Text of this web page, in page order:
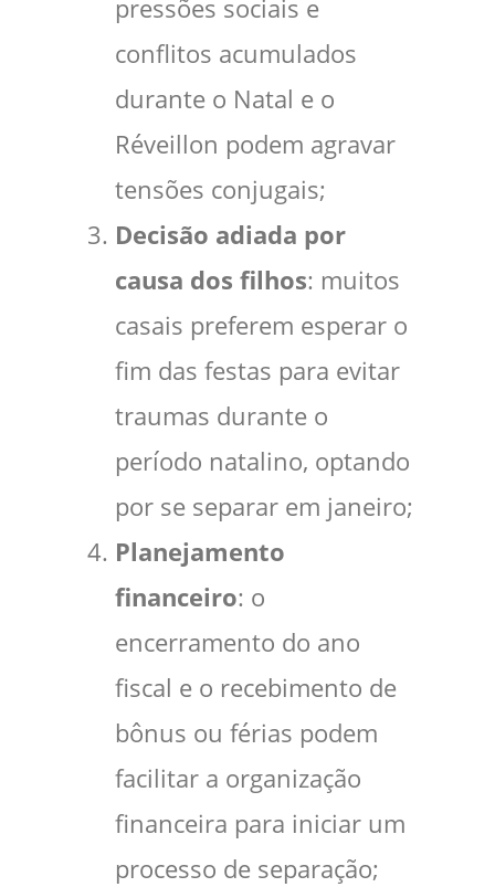
pressões sociais e
conflitos acumulados
durante o Natal e o
Réveillon podem agravar
tensões conjugais;
Decisão adiada por
causa dos filhos: muitos
casais preferem esperar o
fim das festas para evitar
traumas durante o
período natalino, optando
por se separar em janeiro;
Planejamento
financeiro: o
encerramento do ano
fiscal e o recebimento de
bônus ou férias podem
facilitar a organização
financeira para iniciar um
processo de separação;